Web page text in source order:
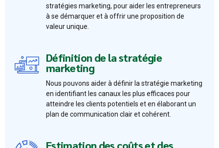
stratégies marketing, pour aider les entrepreneurs
à se démarquer et à offrir une proposition de
valeur unique.
Définition de la stratégie
marketing
Nous pouvons aider à définir la stratégie marketing
en identifiant les canaux les plus efficaces pour
atteindre les clients potentiels et en élaborant un
plan de communication clair et cohérent.
Estimation des coûts et des